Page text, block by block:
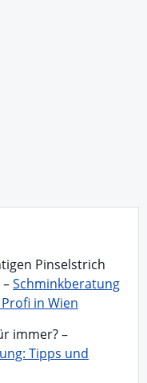
Pinselstrich
Schminkberatung
in Wien
immer? –
Tipps und